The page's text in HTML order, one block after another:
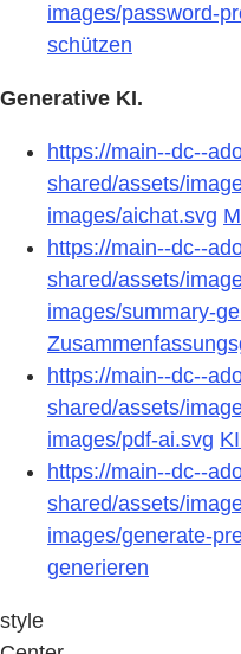
images/password-
schützen
Generative KI.
https://main--dc--
shared/assets/
images/aichat.svg
https://main--dc--
shared/assets/
images/summary-
https://main--dc--
shared/assets/
images/pdf-ai.svg
https://main--dc--
shared/assets/
images/generate-
generieren
style